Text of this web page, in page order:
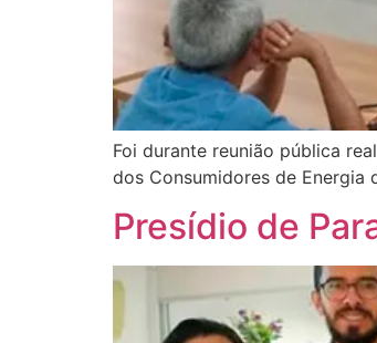
Foi durante reunião pública
dos Consumidores de Energia
Presídio de